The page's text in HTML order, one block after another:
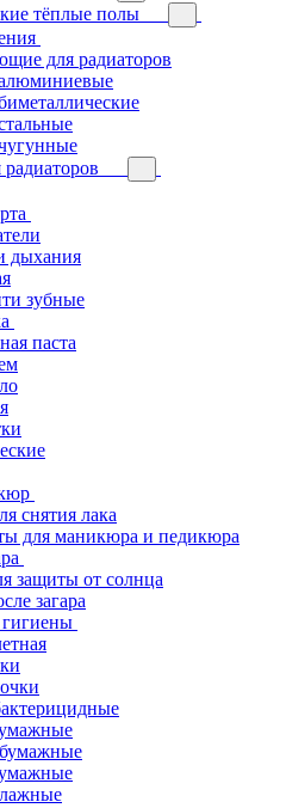
тёплые полы
для радиаторов
дыхания
зубные
паста
снятия лака
для маникюра и педикюра
защиты от солнца
загара